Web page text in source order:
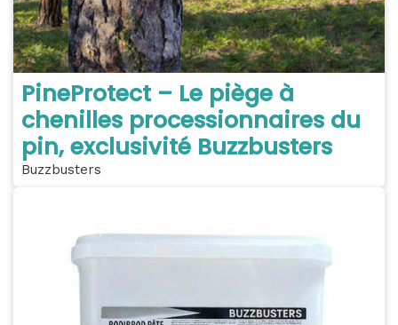
PineProtect – Le piège à
chenilles processionnaires du
pin, exclusivité Buzzbusters
Buzzbusters